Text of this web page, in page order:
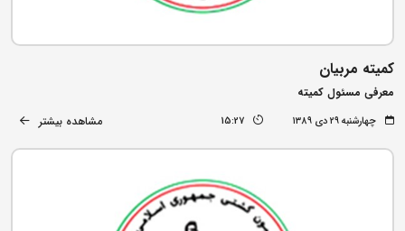
کمیته مربیان
معرفی مسئول کمیته
چهارشنبه ۲۹ دی ۱۳۸۹ 15:27 مشاهده بیشتر